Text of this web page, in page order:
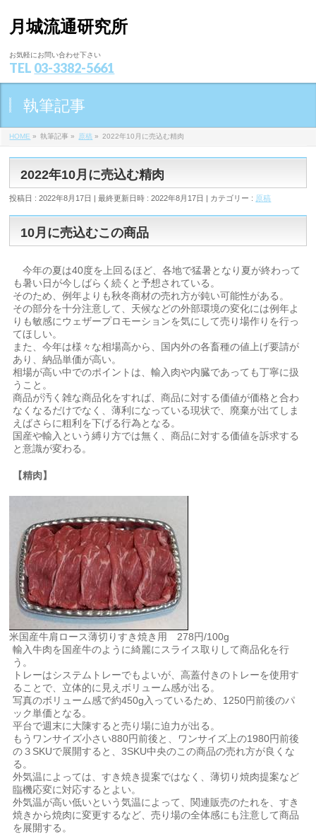
月城流通研究所
お気軽にお問い合わせ下さい
TEL 03-3382-5661
執筆記事
HOME » 執筆記事 » 原稿 » 2022年10月に売込む精肉
2022年10月に売込む精肉
投稿日 : 2022年8月17日 最終更新日時 : 2022年8月17日 カテゴリー : 原稿
10月に売込むこの商品
今年の夏は40度を上回るほど、各地で猛暑となり夏が終わって
も暑い日が今しばらく続くと予想されている。
そのため、例年よりも秋冬商材の売れ方が鈍い可能性がある。
その部分を十分注意して、天候などの外部環境の変化には例年よ
りも敏感にウェザープロモーションを気にして売り場作りを行っ
てほしい。
また、今年は様々な相場高から、国内外の各畜種の値上げ要請が
あり、納品単価が高い。
相場が高い中でのポイントは、輸入肉や内臓であっても丁寧に扱
うこと。
商品が汚く雑な商品化をすれば、商品に対する価値が価格と合わ
なくなるだけでなく、薄利になっている現状で、廃棄が出てしま
えばさらに粗利を下げる行為となる。
国産や輸入という縛り方では無く、商品に対する価値を訴求する
と意識が変わる。
【精肉】
米国産牛肩ロース薄切りすき焼き用 278円/100g
輸入牛肉を国産牛のように綺麗にスライス取りして商品化を行
う。
トレーはシステムトレーでもよいが、高蓋付きのトレーを使用す
ることで、立体的に見えボリューム感が出る。
写真のボリューム感で約450g入っているため、1250円前後のパ
ック単価となる。
平台で週末に大陳すると売り場に迫力が出る。
もうワンサイズ小さい880円前後と、ワンサイズ上の1980円前後
の３SKUで展開すると、3SKU中央のこの商品の売れ方が良くな
る。
外気温によっては、すき焼き提案ではなく、薄切り焼肉提案など
臨機応変に対応するとよい。
外気温が高い低いという気温によって、関連販売のたれを、すき
焼きから焼肉に変更するなど、売り場の全体感にも注意して商品
を展開する。